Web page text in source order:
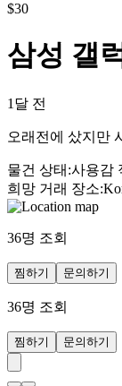
$30
삼성 갤
1달 전
오래전에 샀지만
물건 상태 :사용감
희망 거래 장소:
36명 조회
찜하기 문의하기
36명 조회
찜하기 문의하기